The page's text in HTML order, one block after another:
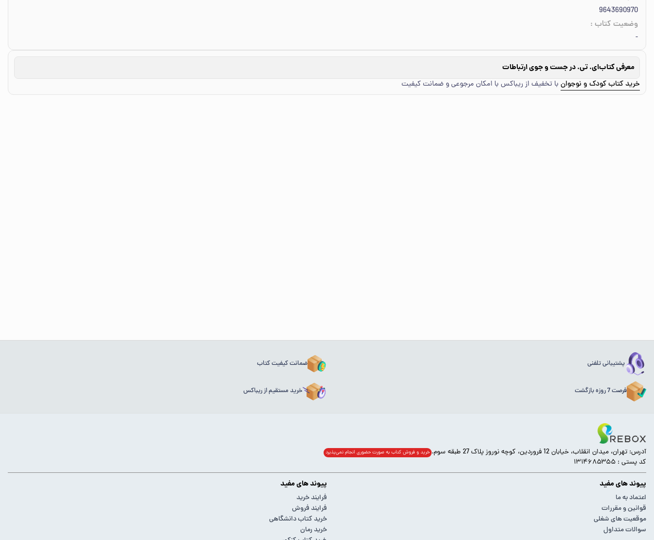
9643690970
وضعیت کتاب :
-
معرفی کتابای. تی. در جست و جوی ارتباطات
خرید کتاب کودک و نوجوان با تخفیف از ریباکس با امکان مرجوعی و ضمانت کیفیت
پشتیبانی تلفنی ضمانت کیفیت کتاب
فرصت 7 روزه بازگشت خرید مستقیم از ریباکس
آدرس: تهران، میدان انقلاب، خیابان 12 فروردین، کوچه نوروز پلاک 27 طبقه سوم. خرید و فروش کتاب به صورت حضوری انجام‌ نمی‌پذیرد
کد پستی : ۱۳۱۴۶۸۵۳۵۵
پیوند های مفید
اعتماد به ما
قوانین و مقررات
موقعیت های شغلی
سوالات متداول
پیوند های مفید
فرایند خرید
فرایند فروش
خرید کتاب دانشگاهی
خرید رمان